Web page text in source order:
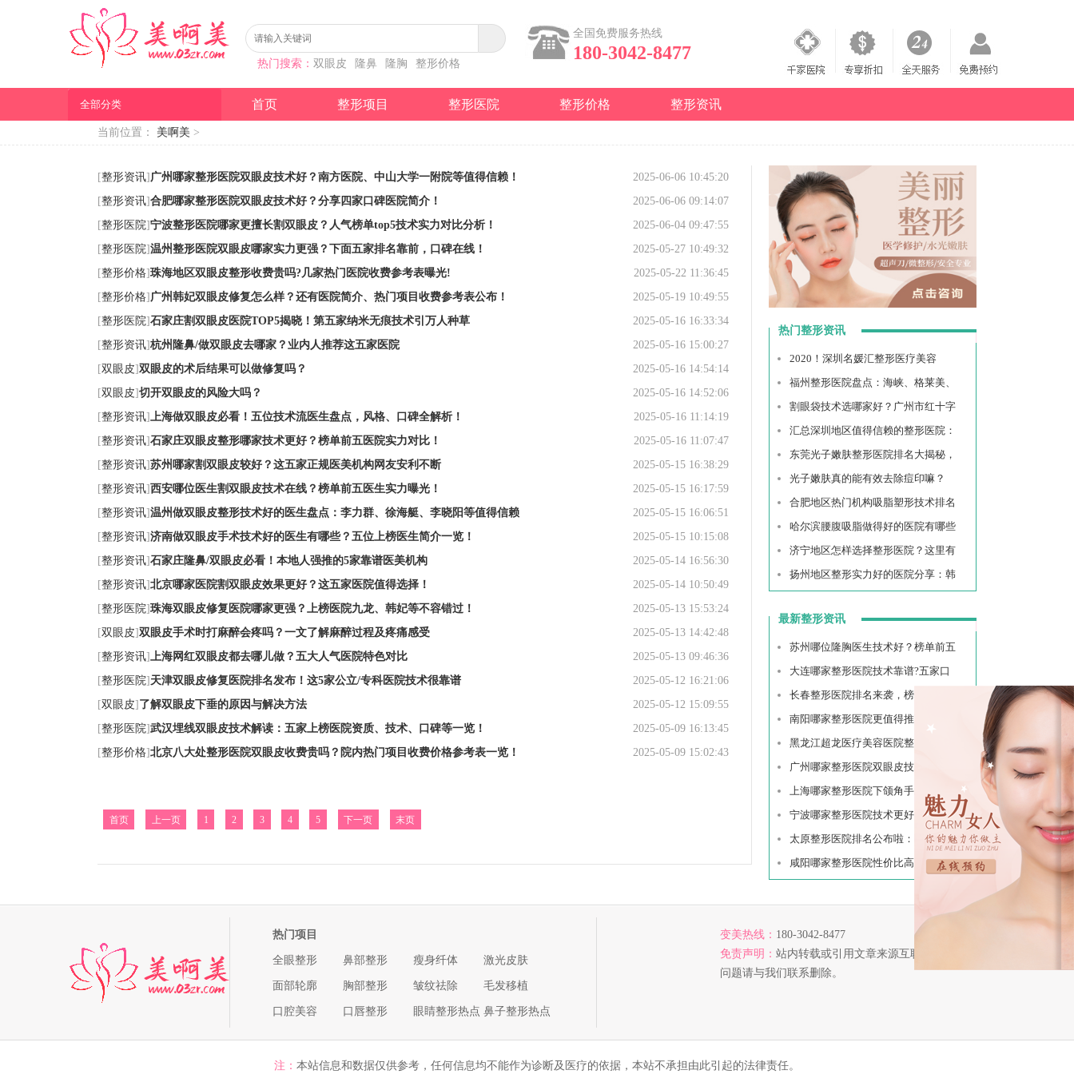
热门搜索： 双眼皮 隆鼻 隆胸 整形价格
全国免费服务热线
180-3042-8477
首页 整形项目 整形医院 整形价格 整形资讯
全部分类
当前位置： 美啊美 >
2025-06-06 10:45:20
[整形资讯] 广州哪家整形医院双眼皮技术好？南方医院、中山大学一附院等值得信赖！
2025-06-06 09:14:07
[整形资讯]合肥哪家整形医院双眼皮技术好？分享四家口碑医院简介！
2025-06-04 09:47:55
[整形医院]宁波整形医院哪家更擅长割双眼皮？人气榜单top5技术实力对比分析！
2025-05-27 10:49:32
[整形医院]温州整形医院双眼皮哪家实力更强？下面五家排名靠前，口碑在线！
2025-05-22 11:36:45
[整形价格]珠海地区双眼皮整形收费贵吗?几家热门医院收费参考表曝光!
2025-05-19 10:49:55
[整形价格] 广州韩妃双眼皮修复怎么样？还有医院简介、热门项目收费参考表公布！
2025-05-16 16:33:34
[整形医院]石家庄割双眼皮医院TOP5揭晓！第五家纳米无痕技术引万人种草
2025-05-16 15:00:27
[整形资讯]杭州隆鼻/做双眼皮去哪家？业内人推荐这五家医院
2025-05-16 14:54:14
[双眼皮]双眼皮的术后结果可以做修复吗？
2025-05-16 14:52:06
[双眼皮]切开双眼皮的风险大吗？
2025-05-16 11:14:19
[整形资讯]上海做双眼皮必看！五位技术流医生盘点，风格、口碑全解析！
2025-05-16 11:07:47
[整形资讯]石家庄双眼皮整形哪家技术更好？榜单前五医院实力对比！
2025-05-15 16:38:29
[整形资讯]苏州哪家割双眼皮较好？这五家正规医美机构网友安利不断
2025-05-15 16:17:59
[整形资讯]西安哪位医生割双眼皮技术在线？榜单前五医生实力曝光！
2025-05-15 16:06:51
[整形资讯]温州做双眼皮整形技术好的医生盘点：李力群、徐海艇、李晓阳等值得信赖
2025-05-15 10:15:08
[整形资讯]济南做双眼皮手术技术好的医生有哪些？五位上榜医生简介一览！
2025-05-14 16:56:30
[整形资讯]石家庄隆鼻/双眼皮必看！本地人强推的5家靠谱医美机构
2025-05-14 10:50:49
[整形资讯]北京哪家医院割双眼皮效果更好？这五家医院值得选择！
2025-05-13 15:53:24
[整形医院]珠海双眼皮修复医院哪家更强？上榜医院九龙、韩妃等不容错过！
2025-05-13 14:42:48
[双眼皮]双眼皮手术时打麻醉会疼吗？一文了解麻醉过程及疼痛感受
2025-05-13 09:46:36
[整形资讯]上海网红双眼皮都去哪儿做？五大人气医院特色对比
2025-05-12 16:21:06
[整形医院] 天津双眼皮修复医院排名发布！这5家公立/专科医院技术很靠谱
2025-05-12 15:09:55
[双眼皮] 了解双眼皮下垂的原因与解决方法
2025-05-09 16:13:45
[整形医院]武汉埋线双眼皮技术解读：五家上榜医院资质、技术、口碑等一览！
2025-05-09 15:02:43
[整形价格]北京八大处整形医院双眼皮收费贵吗？院内热门项目收费价格参考表一览！
首页 上一页 1 2 3 4 5 下一页 末页
热门整形资讯
2020！深圳名媛汇整形医疗美容
福州整形医院盘点：海峡、格莱美、
割眼袋技术选哪家好？广州市红十字
汇总深圳地区值得信赖的整形医院：
东莞光子嫩肤整形医院排名大揭秘，
光子嫩肤真的能有效去除痘印嘛？
合肥地区热门机构吸脂塑形技术排名
哈尔滨腰腹吸脂做得好的医院有哪些
济宁地区怎样选择整形医院？这里有
扬州地区整形实力好的医院分享：韩
最新整形资讯
苏州哪位隆胸医生技术好？榜单前五
大连哪家整形医院技术靠谱?五家口
长春整形医院排名来袭，榜单top
南阳哪家整形医院更值得推荐？五家
黑龙江超龙医疗美容医院整形收费贵
广州哪家整形医院双眼皮技术好？南
上海哪家整形医院下颌角手术技术好
宁波哪家整形医院技术更好？这里有
太原整形医院排名公布啦：医科大一
咸阳哪家整形医院性价比高？下面五
热门项目
全眼整形 鼻部整形 瘦身纤体 激光皮肤
面部轮廓 胸部整形 皱纹祛除 毛发移植
口腔美容 口唇整形 眼睛整形热点 鼻子整形热点
变美热线： 180-3042-8477
免责声明： 站内转载或引用文章来源互联网，若涉及版权
问题请与我们联系删除。
注： 本站信息和数据仅供参考，任何信息均不能作为诊断及医疗的依据，本站不承担由此引起的法律责任。